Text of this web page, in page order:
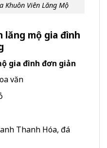
Khuôn Viên Lăng Mộ
lăng mộ gia đình
gia đình đơn giản
văn
Thanh Hóa, đá